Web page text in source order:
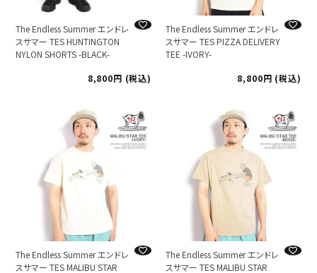
The Endless Summer エンドレ
スサマー TES HUNTINGTON
NYLON SHORTS -BLACK-
8,800
税込
The Endless Summer エンドレ
スサマー TES PIZZA DELIVERY
TEE -IVORY-
8,800
税込
The Endless Summer エンドレ
スサマー TES MALIBU STAR
The Endless Summer エンドレ
スサマー TES MALIBU STAR